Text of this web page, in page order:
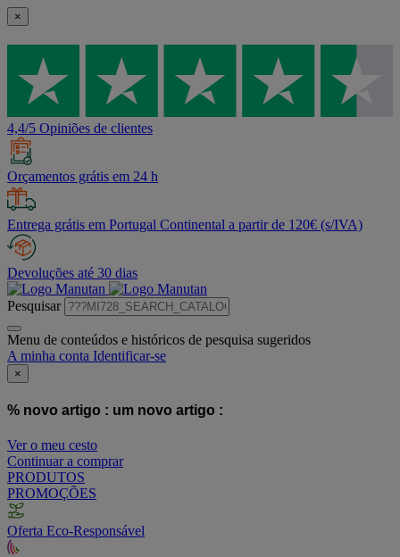
×
4,4/5 Opiniões de clientes
Orçamentos grátis em 24 h
Entrega grátis em Portugal Continental a partir de 120€ (s/IVA)
Devoluções até 30 dias
Pesquisar
Menu de conteúdos e históricos de pesquisa sugeridos
A minha conta Identificar-se
×
% novo artigo : um novo artigo :
Ver o meu cesto
Continuar a comprar
PRODUTOS
PROMOÇÕES
Oferta Eco-Responsável